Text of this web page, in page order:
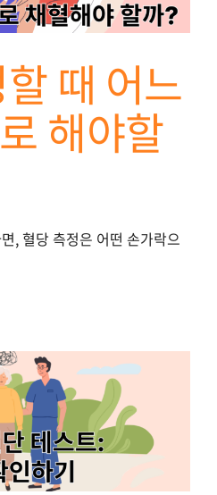
때 어느
해야할
, 혈당 측정은 어떤 손가락으